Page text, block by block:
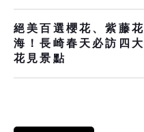
絕美百選櫻花、紫藤花
海！長崎春天必訪四大
花見景點